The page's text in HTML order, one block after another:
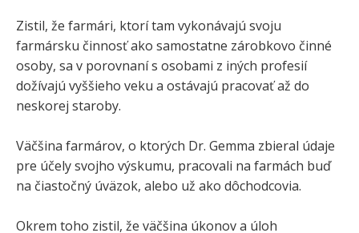
Zistil, že farmári, ktorí tam vykonávajú svoju
farmársku činnosť ako samostatne zárobkovo činné
osoby, sa v porovnaní s osobami z iných profesií
dožívajú vyššieho veku a ostávajú pracovať až do
neskorej staroby.
Väčšina farmárov, o ktorých Dr. Gemma zbieral údaje
pre účely svojho výskumu, pracovali na farmách buď
na čiastočný úväzok, alebo už ako dôchodcovia.
Okrem toho zistil, že väčšina úkonov a úloh